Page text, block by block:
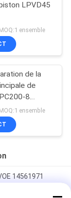
LPVD45
ensemble
de la
de
8
ensemble
14561971